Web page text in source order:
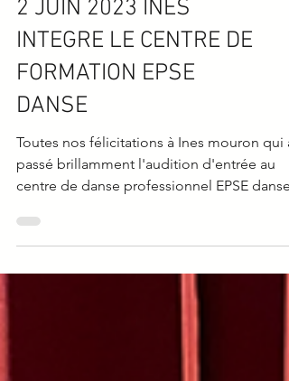
CONCOURS
2 JUIN 2023 INES
INTEGRE LE CENTRE DE
FORMATION EPSE
DANSE
Toutes nos félicitations à Ines mouron qui a
centre de danse professionnel EPSE danse.
Elle...